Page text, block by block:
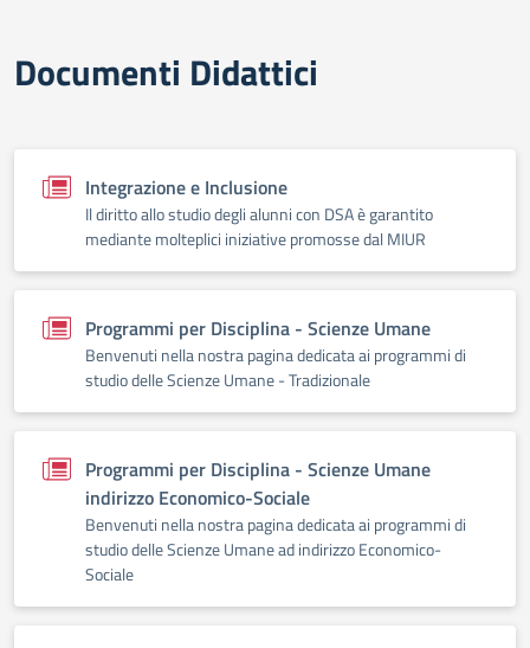
Documenti Didattici
Integrazione e Inclusione
Il diritto allo studio degli alunni con DSA è garantito
mediante molteplici iniziative promosse dal MIUR
Programmi per Disciplina - Scienze Umane
Benvenuti nella nostra pagina dedicata ai programmi di
studio delle Scienze Umane - Tradizionale
Programmi per Disciplina - Scienze Umane
indirizzo Economico-Sociale
Benvenuti nella nostra pagina dedicata ai programmi di
studio delle Scienze Umane ad indirizzo Economico-
Sociale